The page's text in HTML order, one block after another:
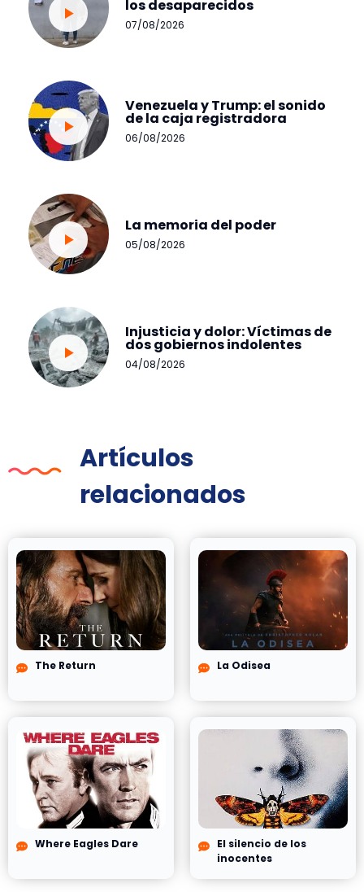
los desaparecidos
07/08/2026
Venezuela y Trump: el sonido
de la caja registradora
06/08/2026
La memoria del poder
05/08/2026
Injusticia y dolor: Víctimas de
dos gobiernos indolentes
04/08/2026
Artículos
relacionados
The Return La Odisea
Where Eagles Dare
El silencio de los
inocentes